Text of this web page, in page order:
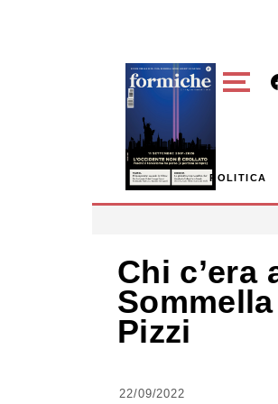
POLITICA
Chi c’era
Pizzi
22/09/2022